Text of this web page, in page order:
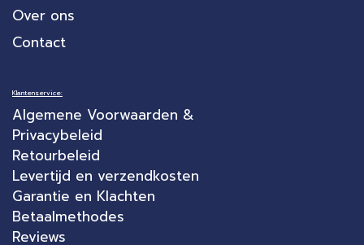
Over ons
Contact
Klantenservice:
Algemene Voorwaarden &
Privacybeleid
Retourbeleid
Levertijd en verzendkosten
Garantie en Klachten
Betaalmethodes
Reviews